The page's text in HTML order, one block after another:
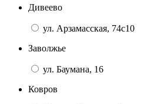
Дивеево
ул. Арзамасская, 74с10
Заволжье
ул. Баумана, 16
Ковров